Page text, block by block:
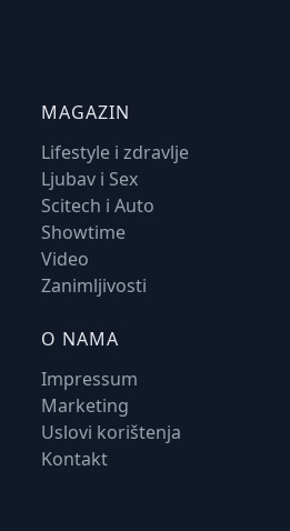
MAGAZIN
Lifestyle i zdravlje
Ljubav i Sex
Scitech i Auto
Showtime
Video
Zanimljivosti
O NAMA
Impressum
Marketing
Uslovi korištenja
Kontakt